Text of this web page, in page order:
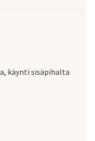
käynti sisäpihalta